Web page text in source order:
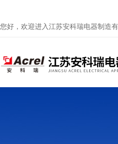
您好，欢迎进入江苏安科瑞电器制造